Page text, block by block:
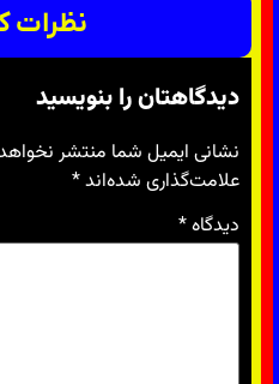
نظرات
دیدگاهتان را بنویسید
نشانی ایمیل شما منتشر
علامت‌گذاری شده‌اند*
دیدگاه*